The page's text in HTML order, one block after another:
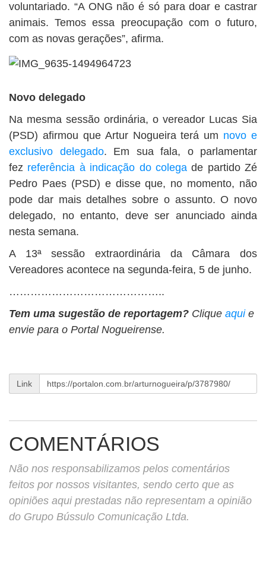
voluntariado. “A ONG não é só para doar e castrar
animais. Temos essa preocupação com o futuro,
com as novas gerações”, afirma.
Novo delegado
Na mesma sessão ordinária, o vereador Lucas Sia
(PSD) afirmou que Artur Nogueira terá um novo e
exclusivo delegado. Em sua fala, o parlamentar
fez referência à indicação do colegade partido Zé
Pedro Paes (PSD) e disse que, no momento, não
pode dar mais detalhes sobre o assunto. O novo
delegado, no entanto, deve ser anunciado ainda
nesta semana.
A 13ª sessão extraordinária da Câmara dos
Vereadores acontece na segunda-feira, 5 de junho.
……………………………………..
Tem uma sugestão de reportagem? Clique aqui e
envie para o Portal Nogueirense.
Link
COMENTÁRIOS
Não nos responsabilizamos pelos comentários
feitos por nossos visitantes, sendo certo que as
opiniões aqui prestadas não representam a opinião
do Grupo Bússulo Comunicação Ltda.